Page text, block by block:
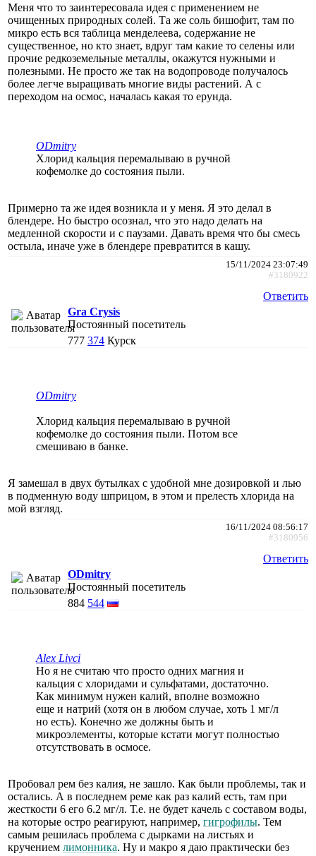
Меня что то заинтересовала идея с применением не
очищенных природных солей. Та же соль бишофит, там по
микро есть вся таблица менделеева, содержание не
существенное, но кто знает, вдруг там какие то селены или
прочие редкоземельные металлы, окажутся нужными и
полезными. Не просто же так на водопроводе получалось
более легче выращивать многие виды растений. А с
переходом на осмос, началась какая то ерунда.
ODmitry
Хлорид кальция перемалываю в ручной
кофемолке до состояния пыли.
Примерно та же идея возникла и у меня. Я это делал в
блендере. Но быстро осознал, что это надо делать на
медленной скорости и с паузами. Давать время что бы смесь
остыла, иначе уже в блендере превратится в кашу.
15/11/2024 23:07:49
#3180922
Ответить
Gra Crysis
Постоянный посетитель
777 374 Курск
ODmitry
Хлорид кальция перемалываю в ручной
кофемолке до состояния пыли. Потом все
смешиваю в банке.
Я замешал в двух бутылках с удобной мне дозировкой и лью
в подменную воду шприцом, в этом и прелесть хлорида на
мой взгляд.
16/11/2024 08:56:17
#3180956
Ответить
ODmitry
Постоянный посетитель
884 544
Alex Livci
Но я не считаю что просто одних магния и
кальция с хлоридами и сульфатами, достаточно.
Как минимум нужен калий, вполне возможно
еще и натрий (хотя он в любом случае, хоть 1 мг/л
но есть). Конечно же должны быть и
микроэлементы, которые кстати могут полностью
отсутствовать в осмосе.
Пробовал рем без калия, не зашло. Как были проблемы, так и
остались. А в последнем реме как раз калий есть, там при
жесткости 6 его 6.2 мг/л. Т.е. не будет качель с составом воды,
на которые остро реагируют, например, гигрофилы. Тем
самым решилась проблема с дырками на листьях и
кручением лимонника. Ну и макро я даю практически без